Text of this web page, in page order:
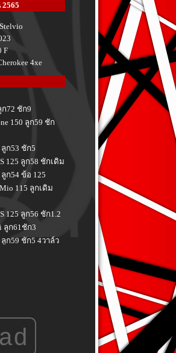
F
4xe
72 ชัก9
150 ลูก59 ชัก
ก53 ชัก5
125 ลูก58 ชักเดิม
ก54 ข้อ 125
115 ลูกเดิม
125 ลูก56 ชัก1.2
ลูก61ชัก3
ก59 ชัก5 4วาล์ว
110i ลูก 58 ชัก
ad